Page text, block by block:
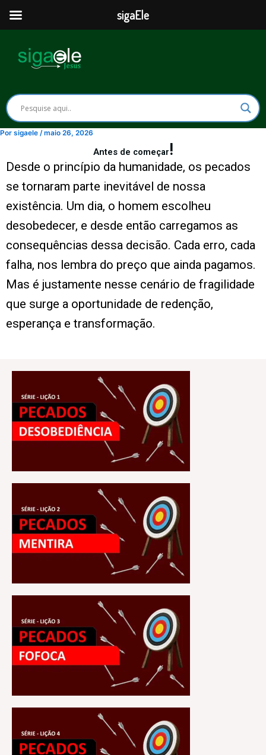
para
conteúdo
Por sigaele /maio 26, 2026
Antes de começar!
Desde o princípio da humanidade, os pecados
se tornaram parte inevitável de nossa
existência. Um dia, o homem escolheu
desobedecer, e desde então carregamos as
consequências dessa decisão. Cada erro, cada
falha, nos lembra do preço que ainda pagamos.
Mas é justamente nesse cenário de fragilidade
que surge a oportunidade de redenção,
esperança e transformação.
sigaEle